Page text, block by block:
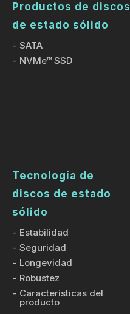
Productos de discos
de estado sólido
SATA
NVMe™ SSD
Tecnología de
discos de estado
sólido
Estabilidad
Seguridad
Longevidad
Robustez
Características del
producto